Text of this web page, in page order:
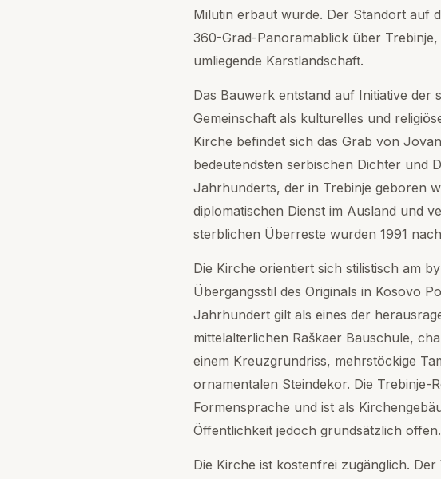
Milutin erbaut wurde. Der Standort auf
360-Grad-Panoramablick über Trebinje,
umliegende Karstlandschaft.
Das Bauwerk entstand auf Initiative der
Gemeinschaft als kulturelles und
Kirche befindet sich das Grab von
bedeutendsten serbischen Dichter und
Jahrhunderts, der in Trebinje geboren
diplomatischen Dienst im Ausland und
sterblichen Überreste wurden 1991
Die Kirche orientiert sich stilistisch am
Übergangsstil des Originals in Kosovo
Jahrhundert gilt als eines der
mittelalterlichen Raškaer Bauschule,
einem Kreuzgrundriss, mehrstöckige
ornamentalen Steindekor. Die Trebinje-
Formensprache und ist als
Öffentlichkeit jedoch grundsätzlich offen.
Die Kirche ist kostenfrei zugänglich.